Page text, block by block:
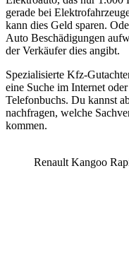
gerade bei
kann dies Geld sparen.
Auto Beschädigungen
der Verkäufer dies angibt.
Spezialisierte Kfz-
eine Suche im Internet
Telefonbuchs. Du kannst
nachfragen, welche
kommen.
Renault Kangoo